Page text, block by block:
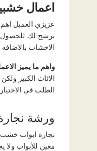
اعمال
عزيزي العميل
نرشح لك للحصول
الاخشاب
واهم ما يميز
الاثاث الكبير
الطلب في
ورشة
نجاره ابواب
معين للأبواب